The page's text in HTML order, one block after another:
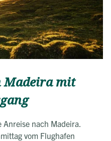
Madeira mit
nach Madeira.
vom Flughafen